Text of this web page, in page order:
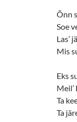
Õnn
Soe
Las’
Mis
Eks
Ta
Ta